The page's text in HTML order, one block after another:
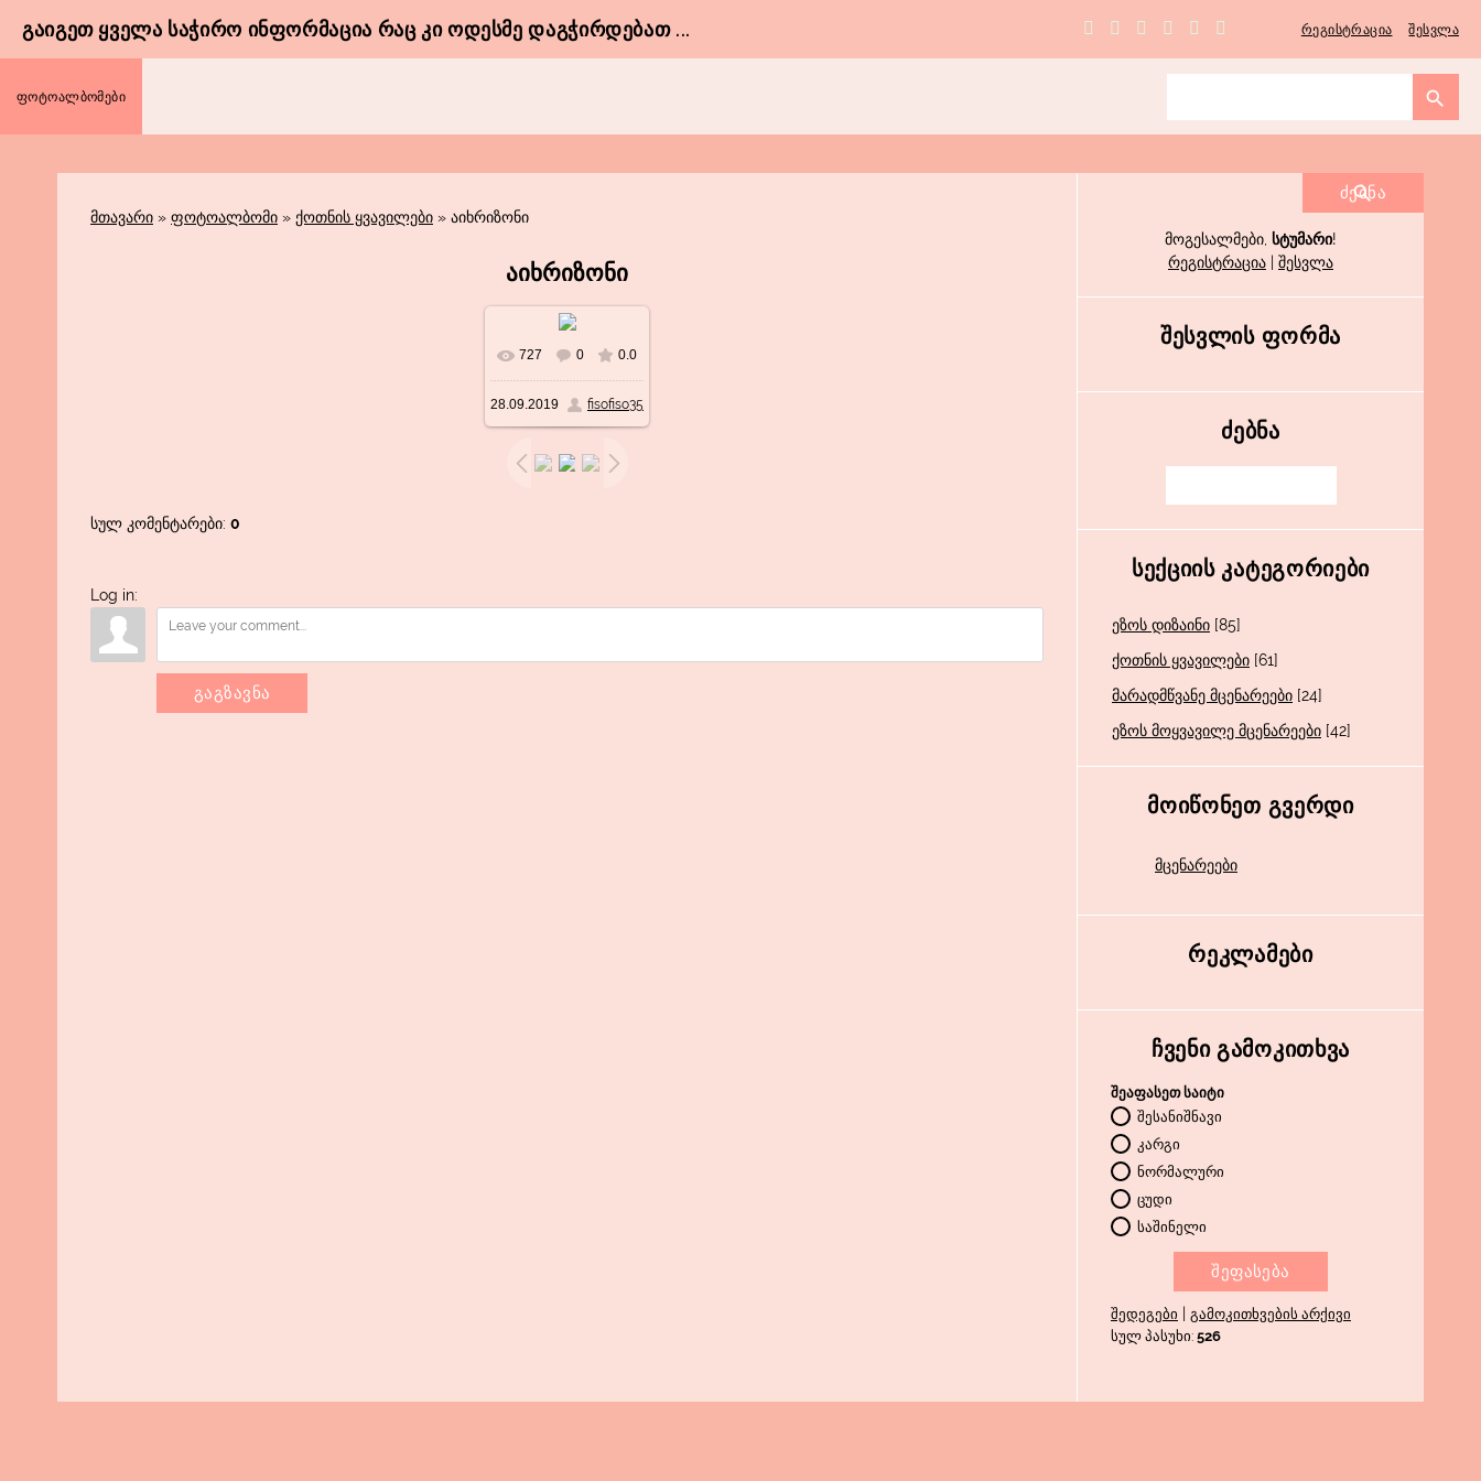
ᲒᲐᲘᲒᲔᲗ ᲧᲕᲔᲚᲐ ᲡᲐᲭᲘᲠᲝ ᲘᲜᲤᲝᲠᲛᲐᲪᲘᲐ ᲠᲐᲪ ᲙᲘ ᲝᲓᲔᲡᲛᲔ ᲓᲐᲒᲭᲘᲠᲓᲔᲑᲐᲗ ... რეგისტრაცია შესვლა
ᲤᲝᲢᲝᲐᲚᲑᲝᲛᲔᲑᲘ
მთავარი » ფოტოალბომი » ქოთნის ყვავილები » აიხრიზონი
აიხრიზონი
727 0 0.0
28.09.2019 fisofiso35
სულ კომენტარები: 0
Log in:
გაგზავნა
მოგესალმები სტუმარი!
რეგისტრაცია
შესვლა
ᲨᲔᲡᲕᲚᲘᲡ ᲤᲝᲠᲛᲐ
ᲫᲔᲑᲜᲐ
ᲡᲔᲥᲪᲘᲘᲡ ᲙᲐᲢᲔᲒᲝᲠᲘᲔᲑᲘ
ეზოს დიზაინი [85]
ქოთნის ყვავილები [61]
მარადმწვანე მცენარეები [24]
ეზოს მოყვავილე მცენარეები [42]
ᲛᲝᲘᲬᲝᲜᲔᲗ ᲒᲕᲔᲠᲓᲘ
მცენარეები
ᲠᲔᲙᲚᲐᲛᲔᲑᲘ
ᲩᲕᲔᲜᲘ ᲒᲐᲛᲝᲙᲘᲗᲮᲕᲐ
შეაფასეთ საიტი
შესანიშნავი
კარგი
ნორმალური
ცუდი
საშინელი
შედეგები
გამოკითხვების არქივი
სულ პასუხი: 526